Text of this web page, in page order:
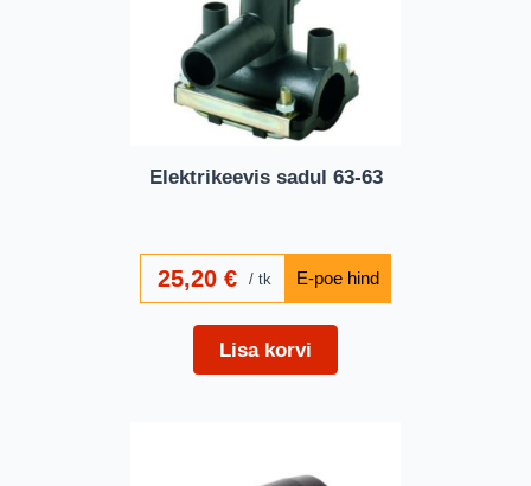
Elektrikeevis sadul 63-63
25,20 € tk
Lisa korvi